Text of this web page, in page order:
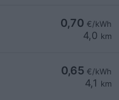
0,70 €/kWh
4,0 km
0,65 €/kWh
4,1 km